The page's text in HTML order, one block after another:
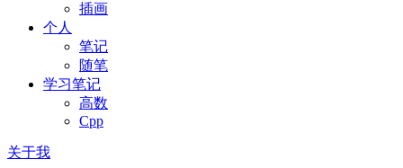
插画
个人
笔记
随笔
学习笔记
高数
Cpp
关于我